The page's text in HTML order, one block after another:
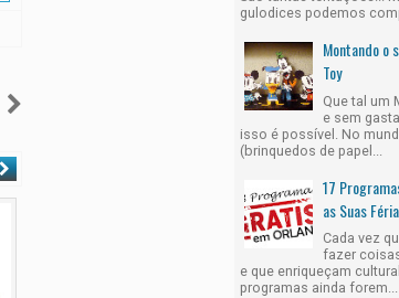
gulodices podemos
Montando o
Toy
Que tal um
e sem
isso é possível. No
(brinquedos de papel...
17
as Suas
Cada vez
fazer
e que enriqueçam
programas ainda forem...